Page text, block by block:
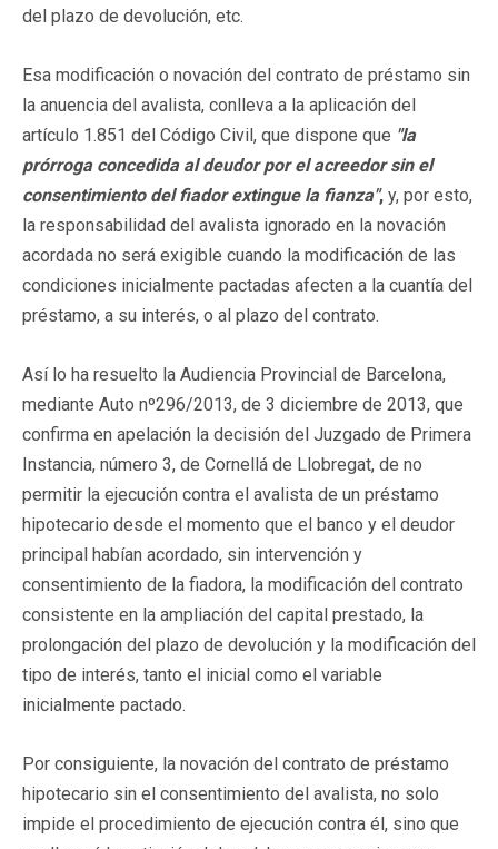
del plazo de devolución, etc.
Esa modificación o novación del contrato de préstamo sin
la anuencia del avalista, conlleva a la aplicación del
artículo 1.851 del Código Civil, que dispone que "la
prórroga concedida al deudor por el acreedor sin el
consentimiento del fiador extingue la fianza", y, por esto,
la responsabilidad del avalista ignorado en la novación
acordada no será exigible cuando la modificación de las
condiciones inicialmente pactadas afecten a la cuantía del
préstamo, a su interés, o al plazo del contrato.
Así lo ha resuelto la Audiencia Provincial de Barcelona,
mediante Auto nº296/2013, de 3 diciembre de 2013, que
confirma en apelación la decisión del Juzgado de Primera
Instancia, número 3, de Cornellá de Llobregat, de no
permitir la ejecución contra el avalista de un préstamo
hipotecario desde el momento que el banco y el deudor
principal habían acordado, sin intervención y
consentimiento de la fiadora, la modificación del contrato
consistente en la ampliación del capital prestado, la
prolongación del plazo de devolución y la modificación del
tipo de interés, tanto el inicial como el variable
inicialmente pactado.
Por consiguiente, la novación del contrato de préstamo
hipotecario sin el consentimiento del avalista, no solo
impide el procedimiento de ejecución contra él, sino que